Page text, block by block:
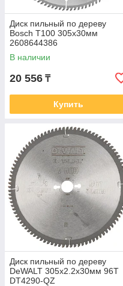
Диск пильный по дереву
Bosch Т100 305х30мм
2608644386
В наличии
20 556 ₸
Купить
Диск пильный по дереву
DeWALT 305х2.2х30мм 96T
DT4290-QZ